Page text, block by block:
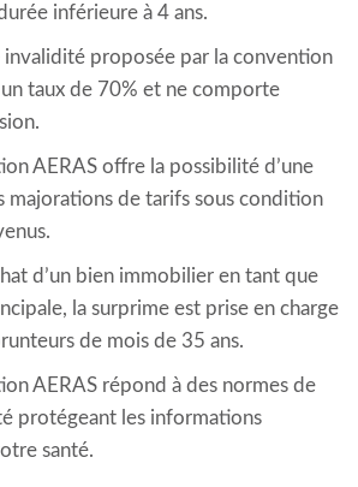
inférieure à 4 ans.
invalidité proposée par la convention
un taux de 70% et ne comporte
AERAS offre la possibilité d’une
majorations de tarifs sous condition
d’un bien immobilier en tant que
la surprime est prise en charge
de mois de 35 ans.
AERAS répond à des normes de
protégeant les informations
santé.